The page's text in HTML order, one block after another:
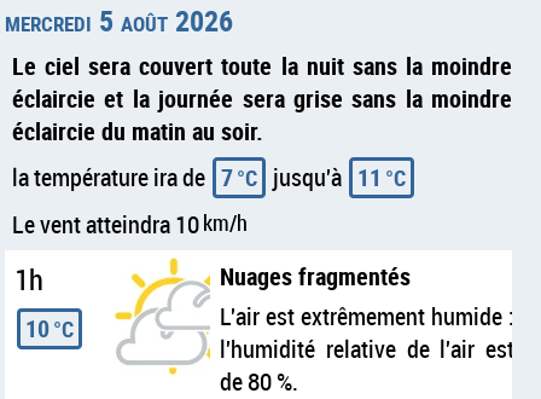
mercredi 5 août 2026
Le ciel sera couvert toute la nuit sans la moindre
éclaircie et la journée sera grise sans la moindre
éclaircie du matin au soir.
la température ira de 7°C jusqu'à 11 °C
Le vent atteindra 10km/h
1h
10°C
Nuages fragmentés
L'air est extrêmement humide :
l'humidité relative de l'air est
de 80 %.